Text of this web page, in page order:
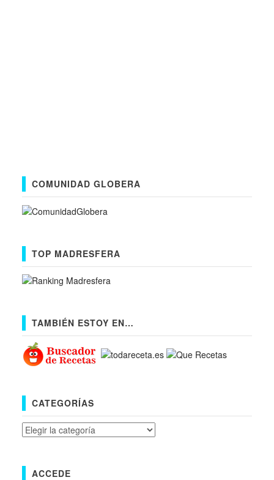
COMUNIDAD GLOBERA
TOP MADRESFERA
TAMBIÉN ESTOY EN…
CATEGORÍAS
Categorías
ACCEDE